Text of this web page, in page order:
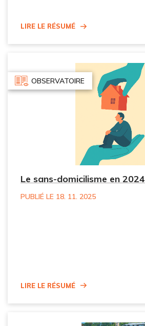
Lire le résumé
OBSERVATOIRE
Le sans-domicilisme en 2024
PUBLIÉ LE 18. 11. 2025
Lire le résumé